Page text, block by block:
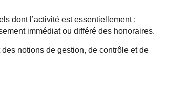
dont l’activité est essentiellement :
immédiat ou différé des honoraires.
notions de gestion, de contrôle et de